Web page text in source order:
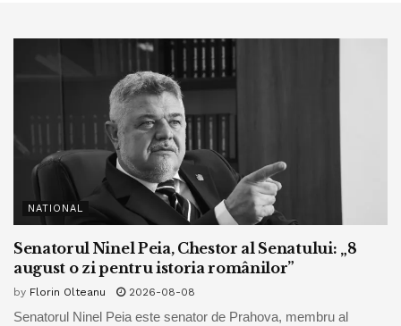
NATIONAL
Senatorul Ninel Peia, Chestor al Senatului: „8
august o zi pentru istoria românilor”
by Florin Olteanu 2026-08-08
Senatorul Ninel Peia este senator de Prahova, membru al